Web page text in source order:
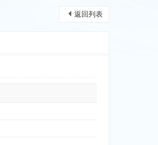
返回列表